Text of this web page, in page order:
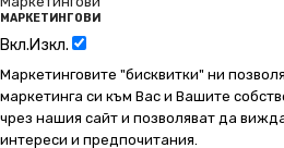
МАРКЕТИНГОВИ
Вкл.Изкл.
Маркетинговите "бисквитки" ни
маркетинга си към Вас и Вашите
чрез нашия сайт и позволяват да
интереси и предпочитания.